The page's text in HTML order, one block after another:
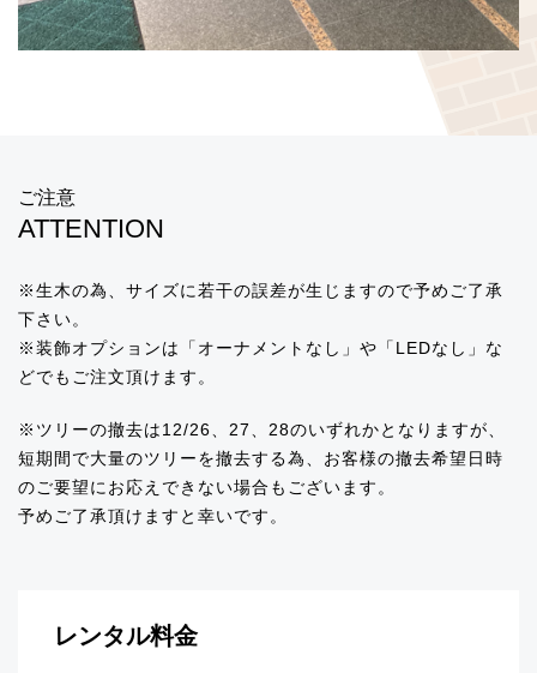
ご注意
ATTENTION
※生木の為、サイズに若干の誤差が生じますので予めご了承
下さい。
※装飾オプションは「オーナメントなし」や「LEDなし」な
どでもご注文頂けます。
※ツリーの撤去は12/26、27、28のいずれかとなりますが、
短期間で大量のツリーを撤去する為、お客様の撤去希望日時
のご要望にお応えできない場合もございます。
予めご了承頂けますと幸いです。
レンタル料金